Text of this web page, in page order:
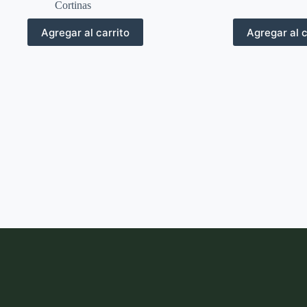
Cortinas
Agregar al carrito Agregar al